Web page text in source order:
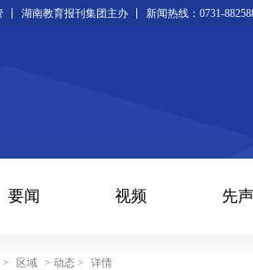
湖南教育报刊集团主办 新闻热线：0731-
要闻 视频 先声
> 区域 > 动态 > 详情